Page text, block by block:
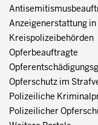
Anzeigenerstattung
Kreispolizeibehörden
Opferbeauftragte
Opferschutz im
Polizeiliche
Polizeilicher